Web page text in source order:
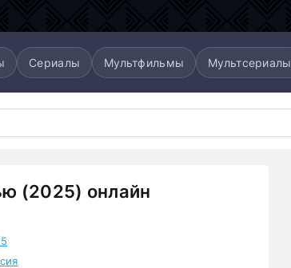
Сериалы Мультфильмы Мультсериалы
(2025) онлайн